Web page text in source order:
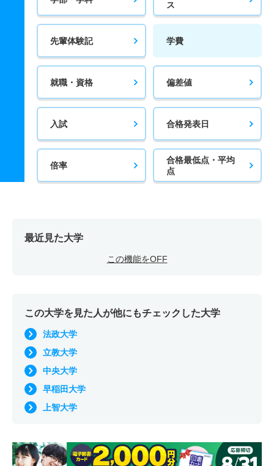
ス
先輩体験記 学費
就職・資格 偏差値
入試 合格発表日
倍率
合格最低点・平均
点
最近見た大学
この機能をOFF
この大学を見た人が他にもチェックした大学
法政大学
立教大学
中央大学
早稲田大学
上智大学